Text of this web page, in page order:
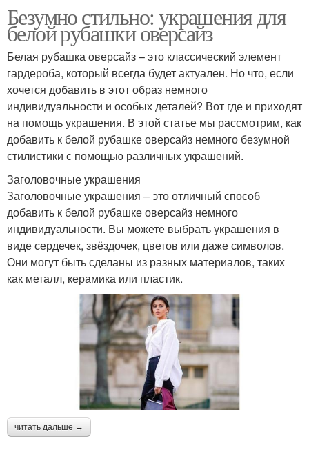
Безумно стильно: украшения для
белой рубашки оверсайз
Белая рубашка оверсайз – это классический элемент
гардероба, который всегда будет актуален. Но что, если
хочется добавить в этот образ немного
индивидуальности и особых деталей? Вот где и приходят
на помощь украшения. В этой статье мы рассмотрим, как
добавить к белой рубашке оверсайз немного безумной
стилистики с помощью различных украшений.
Заголовочные украшения
Заголовочные украшения – это отличный способ
добавить к белой рубашке оверсайз немного
индивидуальности. Вы можете выбрать украшения в
виде сердечек, звёздочек, цветов или даже символов.
Они могут быть сделаны из разных материалов, таких
как металл, керамика или пластик.
читать дальше →